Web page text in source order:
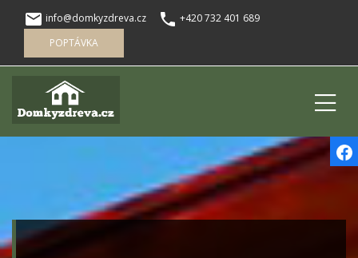
local_post_office info@domkyzdreva.cz phone +420 732 401 689
POPTÁVKA